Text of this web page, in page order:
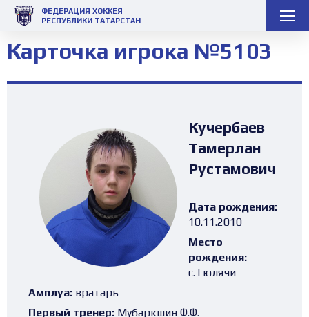
ФЕДЕРАЦИЯ ХОККЕЯ
РЕСПУБЛИКИ ТАТАРСТАН
Карточка игрока №5103
Кучербаев
Тамерлан
Рустамович
Дата рождения:
10.11.2010
Место
рождения:
с.Тюлячи
Амплуа: вратарь
Первый тренер: Мубаркшин Ф.Ф.